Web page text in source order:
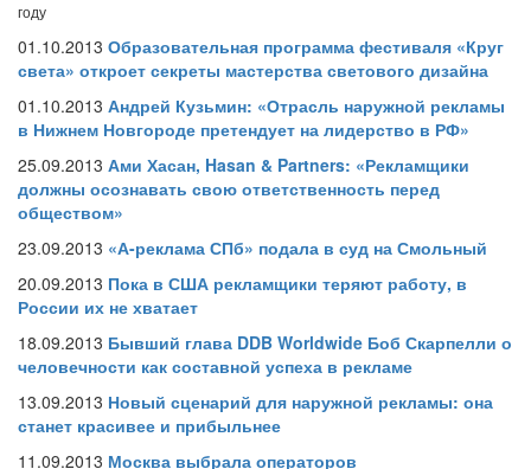
году
01.10.2013 Образовательная программа фестиваля «Круг
света» откроет секреты мастерства светового дизайна
01.10.2013 Андрей Кузьмин: «Отрасль наружной рекламы
в Нижнем Новгороде претендует на лидерство в РФ»
25.09.2013 Ами Хасан, Hasan & Partners: «Рекламщики
должны осознавать свою ответственность перед
обществом»
23.09.2013 «А-реклама СПб» подала в суд на Смольный
20.09.2013 Пока в США рекламщики теряют работу, в
России их не хватает
18.09.2013 Бывший глава DDB Worldwide Боб Скарпелли о
человечности как составной успеха в рекламе
13.09.2013 Новый сценарий для наружной рекламы: она
станет красивее и прибыльнее
11.09.2013 Москва выбрала операторов